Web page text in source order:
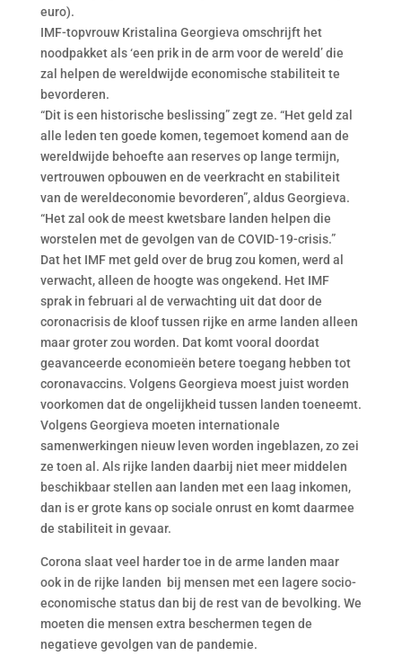
euro).
IMF-topvrouw Kristalina Georgieva omschrijft het
noodpakket als ‘een prik in de arm voor de wereld’ die
zal helpen de wereldwijde economische stabiliteit te
bevorderen.
“Dit is een historische beslissing” zegt ze. “Het geld zal
alle leden ten goede komen, tegemoet komend aan de
wereldwijde behoefte aan reserves op lange termijn,
vertrouwen opbouwen en de veerkracht en stabiliteit
van de wereldeconomie bevorderen”, aldus Georgieva.
“Het zal ook de meest kwetsbare landen helpen die
worstelen met de gevolgen van de COVID-19-crisis.”
Dat het IMF met geld over de brug zou komen, werd al
verwacht, alleen de hoogte was ongekend. Het IMF
sprak in februari al de verwachting uit dat door de
coronacrisis de kloof tussen rijke en arme landen alleen
maar groter zou worden. Dat komt vooral doordat
geavanceerde economieën betere toegang hebben tot
coronavaccins. Volgens Georgieva moest juist worden
voorkomen dat de ongelijkheid tussen landen toeneemt.
Volgens Georgieva moeten internationale
samenwerkingen nieuw leven worden ingeblazen, zo zei
ze toen al. Als rijke landen daarbij niet meer middelen
beschikbaar stellen aan landen met een laag inkomen,
dan is er grote kans op sociale onrust en komt daarmee
de stabiliteit in gevaar.
Corona slaat veel harder toe in de arme landen maar
ook in de rijke landen bij mensen met een lagere socio-
economische status dan bij de rest van de bevolking. We
moeten die mensen extra beschermen tegen de
negatieve gevolgen van de pandemie.